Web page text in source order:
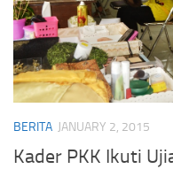
BERITA JANUARY 2, 2015
Kader PKK Ikuti